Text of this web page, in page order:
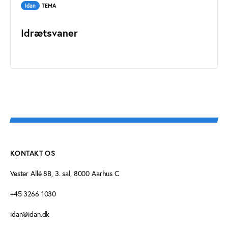
Idan TEMA
Idrætsvaner
KONTAKT OS
Vester Allé 8B, 3. sal, 8000 Aarhus C
+45 3266 1030
idan@idan.dk